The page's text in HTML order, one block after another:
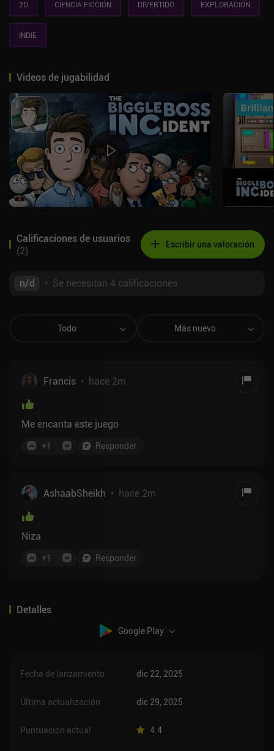
2D CIENCIA FICCIÓN DIVERTIDO EXPLORACIÓN
INDIE
Videos de jugabilidad
Calificaciones de usuarios
(2) Escribir una valoración
n/d • Se necesitan 4 calificaciones
Todo Más nuevo
Francis • hace 2m
Me encanta este juego
+1 Responder
AshaabSheikh • hace 2m
Niza
+1 Responder
Detalles
Google Play
Fecha de lanzamiento dic 22, 2025
Última actualización dic 29, 2025
Puntuación actual 4.4